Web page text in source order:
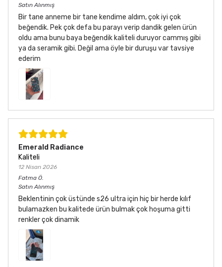
Satın Alınmış
Bir tane anneme bir tane kendime aldım, çok iyi çok
beğendik. Pek çok defa bu parayı verip dandik gelen ürün
oldu ama bunu baya beğendik kaliteli duruyor cammış gibi
ya da seramik gibi. Değil ama öyle bir duruşu var tavsiye
ederim
Emerald Radiance
Kaliteli
12 Nisan 2026
Fatma Ö.
Satın Alınmış
Beklentinin çok üstünde s26 ultra için hiç bir herde kılıf
bulamazken bu kalitede ürün bulmak çok hoşuma gitti
renkler çok dinamik